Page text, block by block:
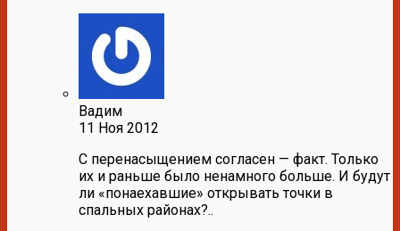
Вадим
11 Ноя 2012
С перенасыщением согласен — факт. Только
их и раньше было ненамного больше. И будут
ли «понаехавшие» открывать точки в
спальных районах?..